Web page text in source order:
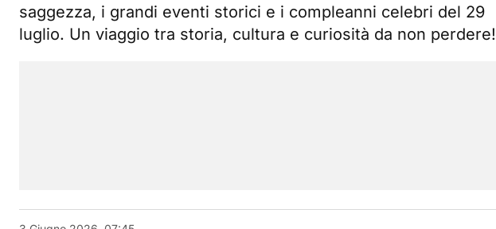
saggezza, i grandi eventi storici e i compleanni celebri del 29
luglio. Un viaggio tra storia, cultura e curiosità da non perdere!